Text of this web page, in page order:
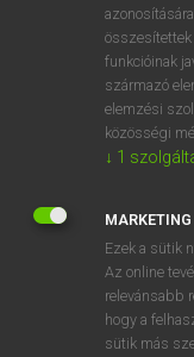
admissible mn
⚲ admissible
összesítettek
funkcióinak
származó
elemzési
közösségi
↓ 1
MARKETING
Ezek a sütik
Az online
relevánsabb
hogy a
sütik más